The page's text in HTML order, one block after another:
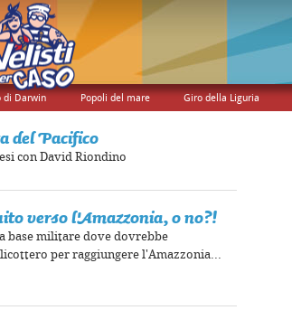
di Darwin Popoli del mare Giro della Liguria
del Pacifico
con David Riondino
verso l'Amazzonia, o no?!
base militare dove dovrebbe
per raggiungere l'Amazzonia...